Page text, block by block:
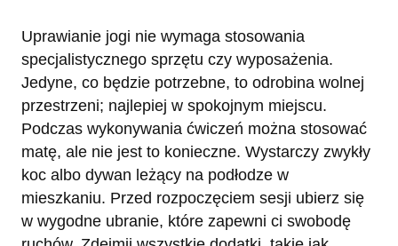
Uprawianie jogi nie wymaga stosowania
specjalistycznego sprzętu czy wyposażenia.
Jedyne, co będzie potrzebne, to odrobina wolnej
przestrzeni; najlepiej w spokojnym miejscu.
Podczas wykonywania ćwiczeń można stosować
matę, ale nie jest to konieczne. Wystarczy zwykły
koc albo dywan leżący na podłodze w
mieszkaniu. Przed rozpoczęciem sesji ubierz się
w wygodne ubranie, które zapewni ci swobodę